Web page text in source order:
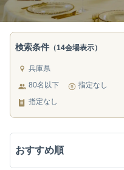
検索条件 （14会場表示）
兵庫県
80名以下
指定なし
指定なし